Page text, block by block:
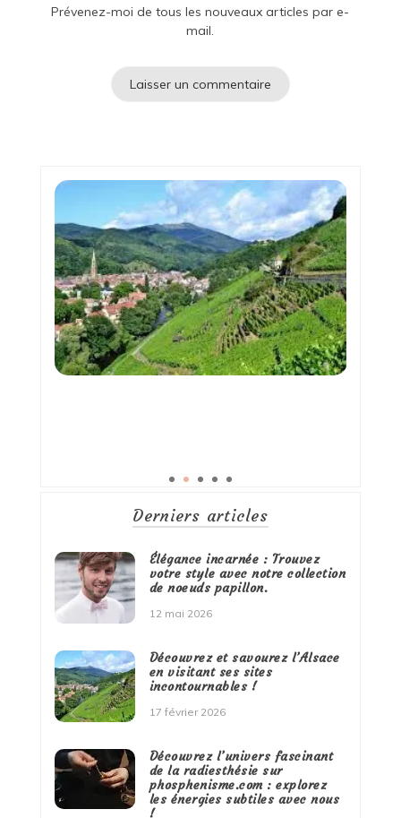
Prévenez-moi de tous les nouveaux articles par e-
mail.
Derniers articles
Élégance incarnée : Trouvez
votre style avec notre collection
de noeuds papillon.
12 mai 2026
Découvrez et savourez l’Alsace
en visitant ses sites
incontournables !
17 février 2026
Découvrez l’univers fascinant
de la radiesthésie sur
phosphenisme.com : explorez
les énergies subtiles avec nous
!